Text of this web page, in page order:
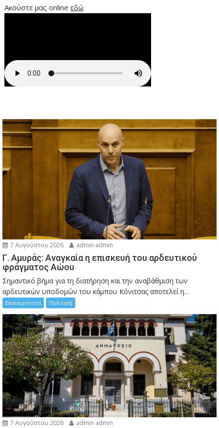
Ακούστε μας onlineεδώ
7 Αυγούστου 2026 admin admin
Γ. Αμυράς: Αναγκαία η επισκευή του αρδευτικού
φράγματος Αώου
Σημαντικό βήμα για τη διατήρηση και την αναβάθμιση των
αρδευτικών υποδομών του κάμπου Κόνιτσας αποτελεί η...
Επικαιρότητα Πολιτική
7 Αυγούστου 2026 admin admin